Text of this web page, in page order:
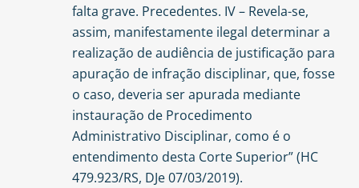
falta grave. Precedentes. IV – Revela-se,
assim, manifestamente ilegal determinar a
realização de audiência de justificação para
apuração de infração disciplinar, que, fosse
o caso, deveria ser apurada mediante
instauração de Procedimento
Administrativo Disciplinar, como é o
entendimento desta Corte Superior” (HC
479.923/RS, DJe 07/03/2019).